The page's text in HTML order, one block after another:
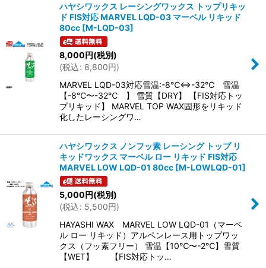
ハヤシワックス レーシングワックス トップリキッ
ド FIS対応 MARVEL LQD-03 マーベル リキッド
80cc [M-LQD-03]
8,000円(税別)
(税込: 8,800円)
MARVEL LQD-03対応雪温:-8℃⇔-32℃ 雪温
【-8℃〜-32℃ 】 雪質【DRY】 【FIS対応トッ
プリキッド】 MARVEL TOP WAX固形をリキッド
化したレーシングワ…
ハヤシワックス ノンフッ素 レーシング トップ リ
キッドワックス マーベル ロー リキッド FIS対応
MARVEL LOW LQD-01 80cc [M-LOWLQD-01]
5,000円(税別)
(税込: 5,500円)
HAYASHI WAX MARVEL LOW LQD-01（マーベ
ル ロー リキッド）アルペンレース用トップワッ
クス（フッ素フリー） 雪温【10℃〜-2℃】雪質
【WET】 【FIS対応トッ…